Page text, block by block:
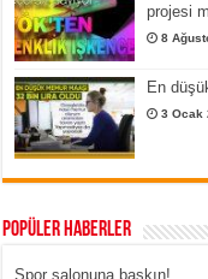
projesi
8
En
3 Ocak
Popüler Haberler
Spor salonuna baskın!